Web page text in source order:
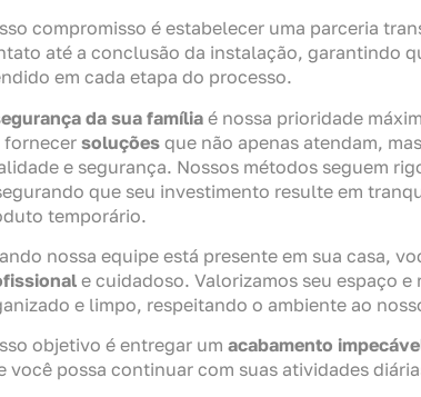
compromisso é estabelecer uma parceria
até a conclusão da instalação, garantindo
em cada etapa do processo.
da sua família é nossa prioridade
fornecer soluções que não apenas atendam,
e segurança. Nossos métodos seguem
que seu investimento resulte em
temporário.
nossa equipe está presente em sua casa,
e cuidadoso. Valorizamos seu espaço
e limpo, respeitando o ambiente ao
objetivo é entregar um acabamento
você possa continuar com suas atividades